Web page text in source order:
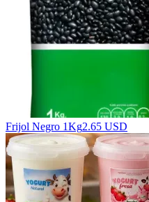
Frijol Negro 1Kg2.65 USD